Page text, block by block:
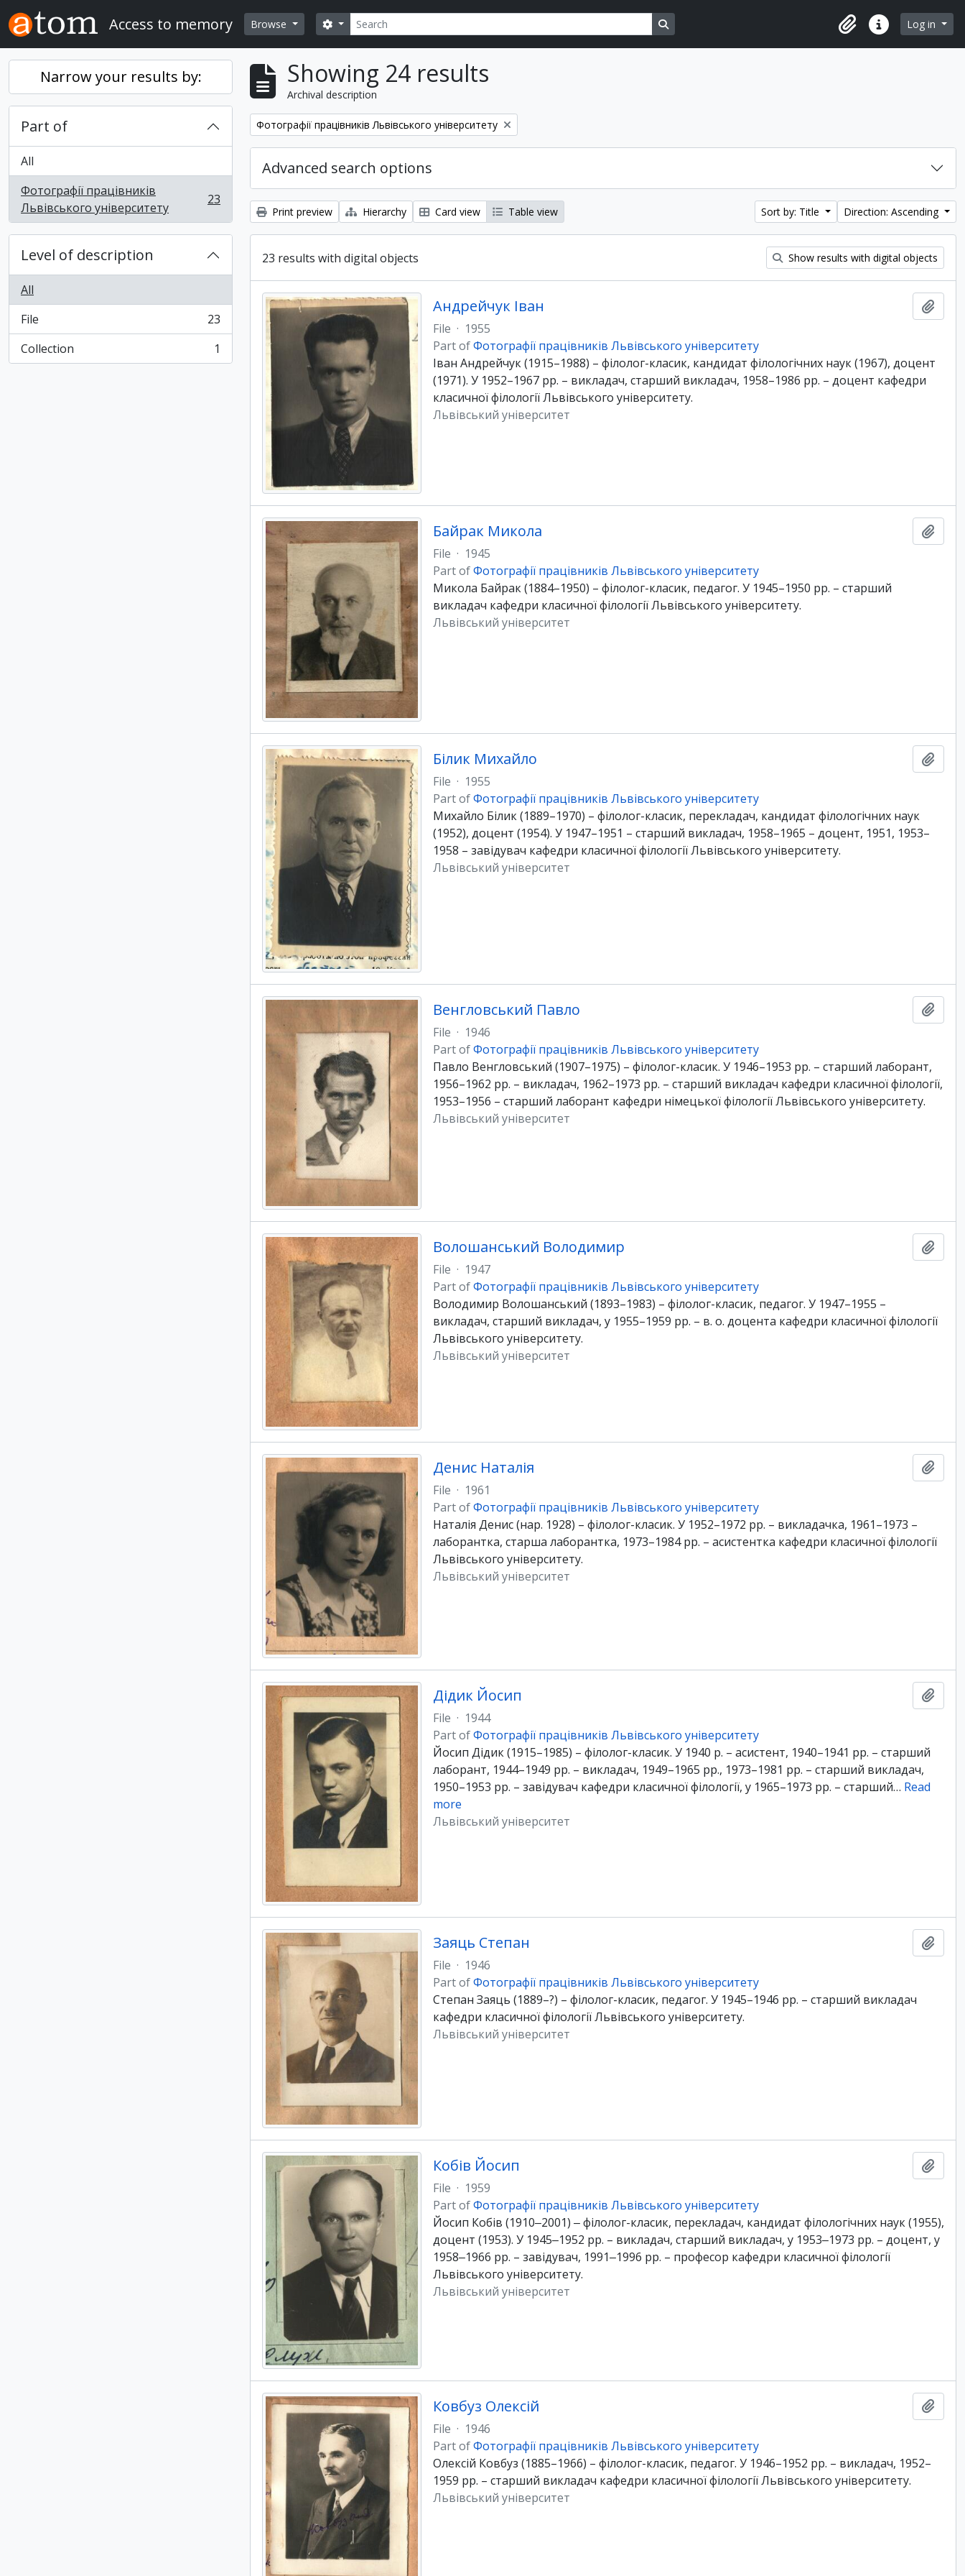
Skip to main content
Access to memory Browse Search
Search options
ClipboardQuick linksLog in
Narrow your results by:
Part of
All
Фотографії працівників
Львівського університету
, 23 results 23
Level of description
All
File
, 23 results
23
Collection
, 1 results 1
Showing 24 results
Archival description
Remove filter:
Фотографії працівників Львівського університету
Advanced search options
Print preview Hierarchy Card view Table view Sort by: Title Direction: Ascending
23 results with digital objects Show results with digital objects
Андрейчук Іван
File · 1955
Part ofФотографії працівників Львівського університету
Іван Андрейчук (1915–1988) – філолог-класик, кандидат філологічних наук (1967), доцент
(1971). У 1952–1967 рр. – викладач, старший викладач, 1958–1986 рр. – доцент кафедри
класичної філології Львівського університету.
Львівський університет
Байрак Микола
File · 1945
Part ofФотографії працівників Львівського університету
Микола Байрак (1884–1950) – філолог-класик, педагог. У 1945–1950 рр. – старший
викладач кафедри класичної філології Львівського університету.
Львівський університет
Білик Михайло
File · 1955
Part ofФотографії працівників Львівського університету
Михайло Білик (1889–1970) – філолог-класик, перекладач, кандидат філологічних наук
(1952), доцент (1954). У 1947–1951 – старший викладач, 1958–1965 – доцент, 1951, 1953–
1958 – завідувач кафедри класичної філології Львівського університету.
Львівський університет
Венгловський Павло
File · 1946
Part ofФотографії працівників Львівського університету
Павло Венгловський (1907–1975) – філолог-класик. У 1946–1953 рр. – старший лаборант,
1956–1962 рр. – викладач, 1962–1973 рр. – старший викладач кафедри класичної філології,
1953–1956 – старший лаборант кафедри німецької філології Львівського університету.
Львівський університет
Волошанський Володимир
File · 1947
Part ofФотографії працівників Львівського університету
Володимир Волошанський (1893–1983) – філолог-класик, педагог. У 1947–1955 –
викладач, старший викладач, у 1955–1959 рр. – в. о. доцента кафедри класичної філології
Львівського університету.
Львівський університет
Денис Наталія
File · 1961
Part ofФотографії працівників Львівського університету
Наталія Денис (нар. 1928) – філолог-класик. У 1952–1972 рр. – викладачка, 1961–1973 –
лаборантка, старша лаборантка, 1973–1984 рр. – асистентка кафедри класичної філології
Львівського університету.
Львівський університет
Дідик Йосип
File · 1944
Part ofФотографії працівників Львівського університету
Йосип Дідик (1915–1985) – філолог-класик. У 1940 р. – асистент, 1940–1941 рр. – старший
лаборант, 1944–1949 рр. – викладач, 1949–1965 рр., 1973–1981 рр. – старший викладач,
1950–1953 рр. – завідувач кафедри класичної філології, у 1965–1973 рр. – старший… Read
more
Львівський університет
Заяць Степан
File · 1946
Part ofФотографії працівників Львівського університету
Степан Заяць (1889–?) – філолог-класик, педагог. У 1945–1946 рр. – старший викладач
кафедри класичної філології Львівського університету.
Львівський університет
Кобів Йосип
File · 1959
Part ofФотографії працівників Львівського університету
Йосип Кобів (1910‒2001) ‒ філолог-класик, перекладач, кандидат філологічних наук (1955),
доцент (1953). У 1945‒1952 рр. – викладач, старший викладач, у 1953‒1973 рр. – доцент, у
1958‒1966 рр. – завідувач, 1991‒1996 рр. – професор кафедри класичної філології
Львівського університету.
Львівський університет
Ковбуз Олексій
File · 1946
Part ofФотографії працівників Львівського університету
Олексій Ковбуз (1885–1966) – філолог-класик, педагог. У 1946–1952 рр. – викладач, 1952–
1959 рр. – старший викладач кафедри класичної філології Львівського університету.
Львівський університет